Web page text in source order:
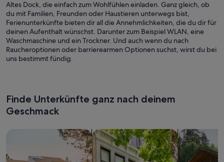
Altes Dock, die einfach zum Wohlfühlen einladen. Ganz gleich, ob
du mit Familien, Freunden oder Haustieren unterwegs bist,
Ferienunterkünfte bieten dir all die Annehmlichkeiten, die du dir für
deinen Aufenthalt wünschst. Darunter zum Beispiel WLAN, eine
Waschmaschine und ein Trockner. Und auch wenn du nach
Raucheroptionen oder barrierearmen Optionen suchst, wirst du bei
uns bestimmt fündig.
Finde Unterkünfte ganz nach deinem
Geschmack
Suche nach FerienhäusernSuche nach Ferienwohnungen oder
Suche nach